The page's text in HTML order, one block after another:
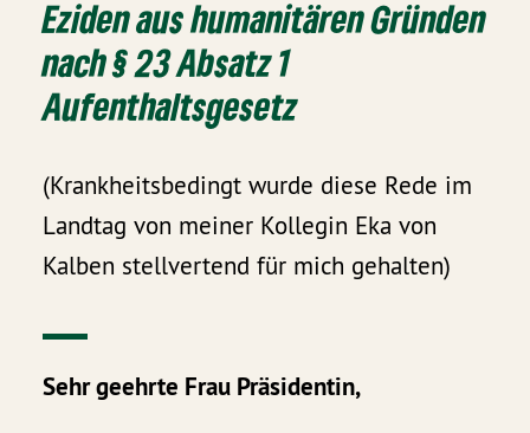
Eziden aus humanitären Gründen
nach § 23 Absatz 1
Aufenthaltsgesetz
(Krankheitsbedingt wurde diese Rede im
Landtag von meiner Kollegin Eka von
Kalben stellvertend für mich gehalten)
Sehr geehrte Frau Präsidentin,